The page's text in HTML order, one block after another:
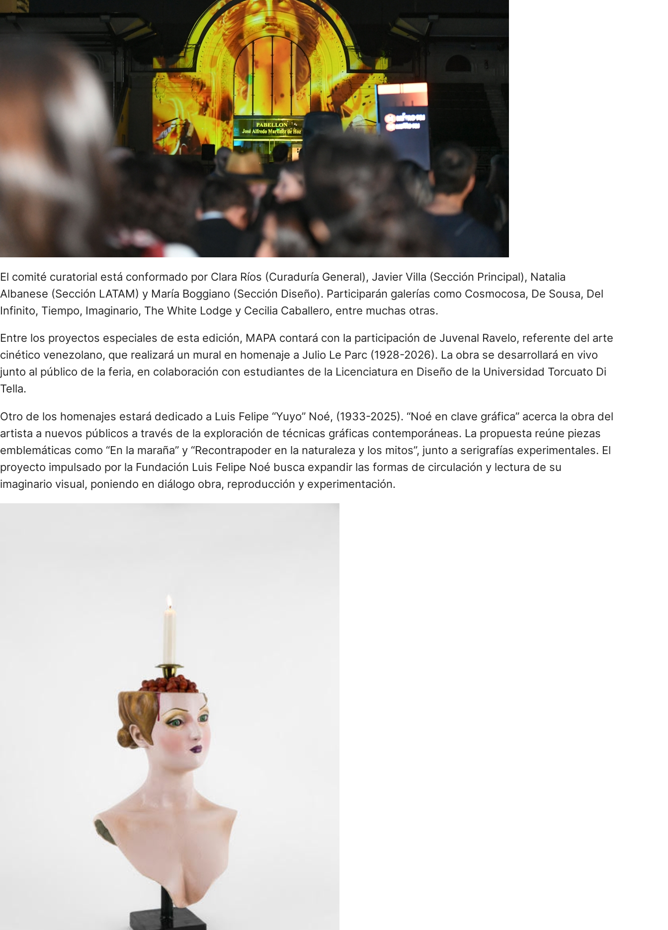
El comité curatorial está conformado por Clara Ríos (Curaduría General), Javier Villa (Sección Principal), Natalia
Albanese (Sección LATAM) y María Boggiano (Sección Diseño). Participarán galerías como Cosmocosa, De Sousa, Del
Infinito, Tiempo, Imaginario, The White Lodge y Cecilia Caballero, entre muchas otras.
Entre los proyectos especiales de esta edición, MAPA contará con la participación de Juvenal Ravelo, referente del arte
cinético venezolano, que realizará un mural en homenaje a Julio Le Parc (1928-2026). La obra se desarrollará en vivo
junto al público de la feria, en colaboración con estudiantes de la Licenciatura en Diseño de la Universidad Torcuato Di
Tella.
Otro de los homenajes estará dedicado a Luis Felipe “Yuyo” Noé, (1933-2025). “Noé en clave gráfica” acerca la obra del
artista a nuevos públicos a través de la exploración de técnicas gráficas contemporáneas. La propuesta reúne piezas
emblemáticas como “En la maraña” y “Recontrapoder en la naturaleza y los mitos”, junto a serigrafías experimentales. El
proyecto impulsado por la Fundación Luis Felipe Noé busca expandir las formas de circulación y lectura de su
imaginario visual, poniendo en diálogo obra, reproducción y experimentación.